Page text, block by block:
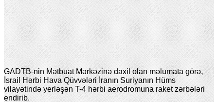
GADTB-nin Mətbuat Mərkəzinə daxil olan məlumata görə,
İsrail Hərbi Hava Qüvvələri İranın Suriyanın Hüms
vilayətində yerləşən T-4 hərbi aerodromuna raket zərbələri
endirib.